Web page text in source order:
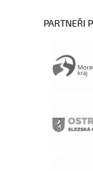
PARTNEŘI